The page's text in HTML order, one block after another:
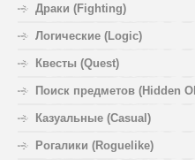
Драки (Fighting)
Логические (Logic)
Квесты (Quest)
Поиск предметов (Hidden
Казуальные (Casual)
Рогалики (Roguelike)